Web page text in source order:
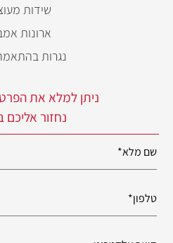
שידות
ארונות
נגרות
ניתן למלא את
נחזור